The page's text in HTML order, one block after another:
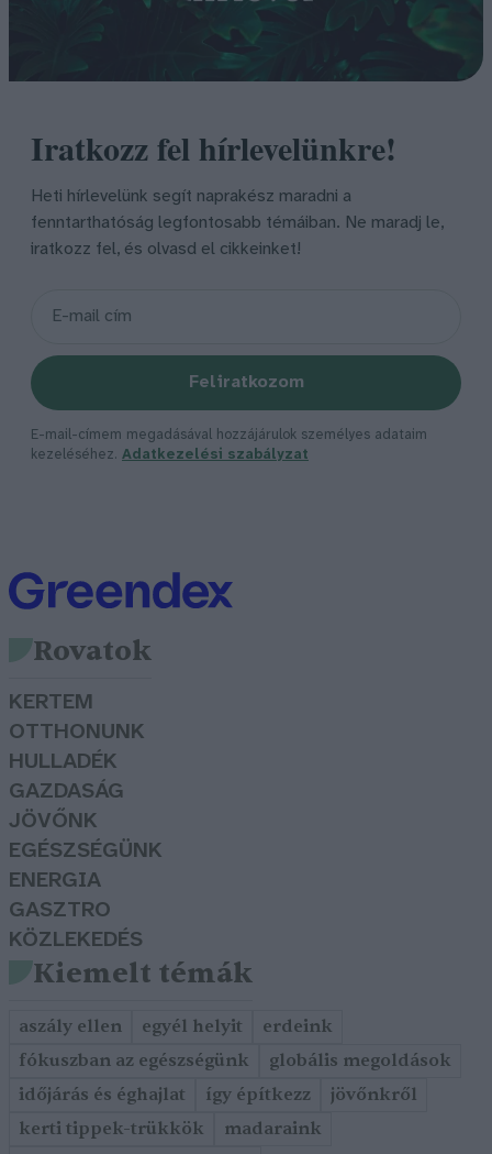
Iratkozz fel hírlevelünkre!
Heti hírlevelünk segít naprakész maradni a
fenntarthatóság legfontosabb témáiban. Ne maradj le,
iratkozz fel, és olvasd el cikkeinket!
Feliratkozom
E-mail-címem megadásával hozzájárulok személyes adataim
kezeléséhez. Adatkezelési szabályzat
Rovatok
KERTEM
OTTHONUNK
HULLADÉK
GAZDASÁG
JÖVŐNK
EGÉSZSÉGÜNK
ENERGIA
GASZTRO
KÖZLEKEDÉS
Kiemelt témák
aszály ellen egyél helyit
erdeink
fókuszban az egészségünk
globális megoldások
időjárás és éghajlat
így építkezz
jövőnkről
kerti tippek-trükkök
madaraink